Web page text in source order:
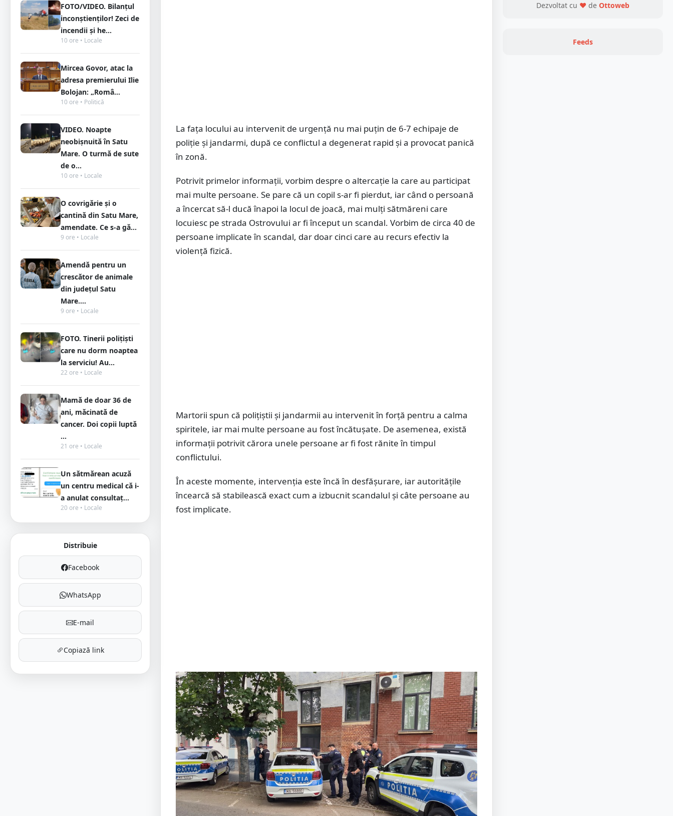
FOTO/VIDEO. Bilanțul
inconștienților! Zeci de
incendii și he...
10 ore • Locale
Mircea Govor, atac la
adresa premierului Ilie
Bolojan: „Româ...
10 ore • Politică
VIDEO. Noapte
neobișnuită în Satu
Mare. O turmă de sute
de o...
10 ore • Locale
O covrigărie și o
cantină din Satu Mare,
amendate. Ce s-a gă...
9 ore • Locale
Amendă pentru un
crescător de animale
din județul Satu
Mare....
9 ore • Locale
FOTO. Tinerii polițiști
care nu dorm noaptea
la serviciu! Au...
22 ore • Locale
Mamă de doar 36 de
ani, măcinată de
cancer. Doi copii luptă
...
21 ore • Locale
Un sătmărean acuză
un centru medical că i-
a anulat consultaț...
20 ore • Locale
Distribuie
Facebook
WhatsApp
E-mail
Copiază link
La fața locului au intervenit de urgență nu mai puțin de 6-7 echipaje de
poliție și jandarmi, după ce conflictul a degenerat rapid și a provocat panică
în zonă.
Potrivit primelor informații, vorbim despre o altercație la care au participat
mai multe persoane. Se pare că un copil s-ar fi pierdut, iar când o persoană
a încercat să-l ducă înapoi la locul de joacă, mai mulți sătmăreni care
locuiesc pe strada Ostrovului ar fi început un scandal. Vorbim de circa 40 de
persoane implicate în scandal, dar doar cinci care au recurs efectiv la
violență fizică.
Martorii spun că polițiștii și jandarmii au intervenit în forță pentru a calma
spiritele, iar mai multe persoane au fost încătușate. De asemenea, există
informații potrivit cărora unele persoane ar fi fost rănite în timpul
conflictului.
În aceste momente, intervenția este încă în desfășurare, iar autoritățile
încearcă să stabilească exact cum a izbucnit scandalul și câte persoane au
fost implicate.
Dezvoltat cu ❤ de Ottoweb
Feeds